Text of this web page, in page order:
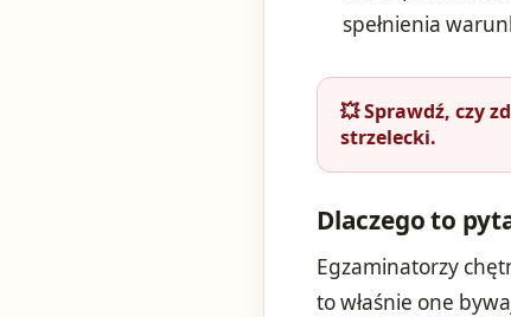
spełnienia
💥 Sprawdź, czy
strzelecki.
Dlaczego to
Egzaminatorzy
to właśnie one